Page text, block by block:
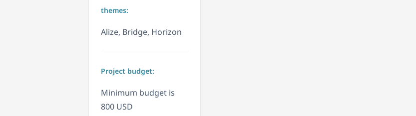
themes:
Alize, Bridge, Horizon
Project budget:
Minimum budget is
800 USD